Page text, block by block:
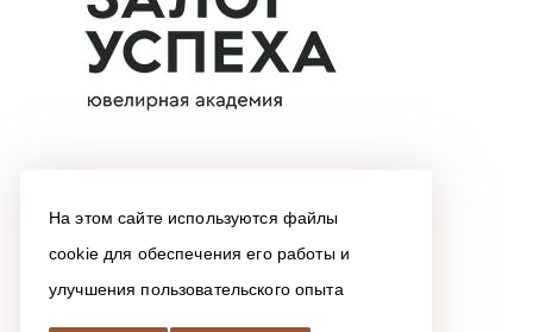
На этом сайте используются файлы
cookie для обеспечения его работы и
улучшения пользовательского опыта